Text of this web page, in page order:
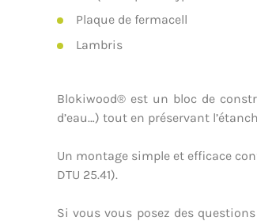
Plaque de fermacell
Lambris
Blokiwood® est un bloc de
d’eau…) tout en préservant
Un montage simple et efficace
DTU 25.41).
Si vous vous posez des